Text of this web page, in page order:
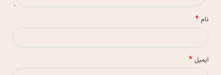
نام *
ایمیل *